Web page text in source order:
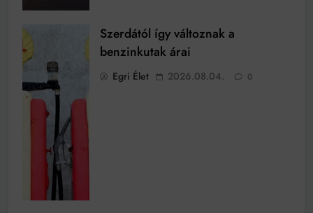
Szerdától így változnak a
benzinkutak árai
Egri Élet 2026.08.04. 0